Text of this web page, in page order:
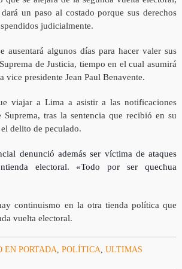
un paso al costado porque sus derechos
judicialmente.
ausentará algunos días para hacer valer sus
de Justicia, tiempo en el cual asumirá
vice presidente Jean Paul Benavente.
viajar a Lima a asistir a las notificaciones
tras la sentencia que recibió en su
delito de peculado.
denunció además ser víctima de ataques
electoral. «Todo por ser quechua
continuismo en la otra tienda política que
vuelta electoral.
EN PORTADA, POLÍTICA, ULTIMAS